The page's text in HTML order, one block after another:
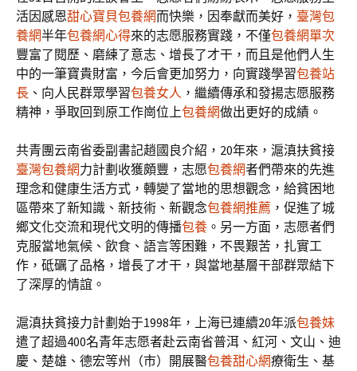
活因感恩甜心寶貝包養網而快樂，因奉獻而美好， 臺灣包
養網半年包養網心得來的志愿服務實踐，不僅包養網單次
豐富了閱歷、磨練了意志、增長了才干，而且是他們人生
中的一筆寶貴財富，今后會更加努力，向實踐學習包養站
長 、向人民群眾學習包養女人 ，繼續傳承和發揚志愿服務
精神，爭取回到原工作崗位上包養網做出更好的成績。
共青團云南省委副書記趙國良介紹，20年來，滬滇扶貧接
臺灣包養網力計劃收獲頗豐，志愿包養網者們帶來的先進
理念和健康生活方式，轉變了當地的思想觀念，給貧困地
區帶來了新知識、新技術、新觀念包養網推薦 ，促進了城
鄉文化交流和現代文明的傳播包養 。另一方面，志愿者們
克服當地氣候、飲食、語言等困難，不畏艱苦，扎實工
作，砥礪了品格，增長了才干，與當地基層干部群眾結下
了深厚的情誼。
滬滇扶貧接力計劃始于1998年，上海已連續20年派包養妹
遣了超過400名青年志愿者赴云南省普洱、紅河、文山、迪
慶、楚雄、德宏等州（市）開展醫包養甜心網療衛生、基